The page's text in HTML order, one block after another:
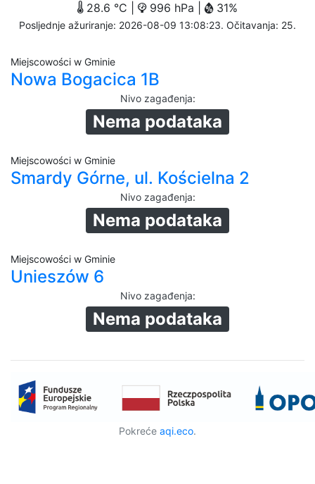
28.6 °C | 996 hPa | 31%
Posljednje ažuriranje: 2026-08-09 13:08:23. Očitavanja: 25.
Miejscowości w Gminie
Nowa Bogacica 1B
Nivo zagađenja:
Nema podataka
Miejscowości w Gminie
Smardy Górne, ul. Kościelna 2
Nivo zagađenja:
Nema podataka
Miejscowości w Gminie
Unieszów 6
Nivo zagađenja:
Nema podataka
Pokreće aqi.eco.